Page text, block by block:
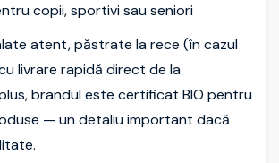
copii, sportivi sau seniori
atent, păstrate la rece (în cazul
livrare rapidă direct de la
brandul este certificat BIO pentru
— un detaliu important dacă